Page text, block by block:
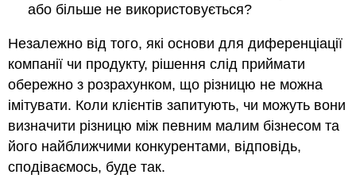
або більше не використовується?
Незалежно від того, які основи для диференціації
компанії чи продукту, рішення слід приймати
обережно з розрахунком, що різницю не можна
імітувати. Коли клієнтів запитують, чи можуть вони
визначити різницю між певним малим бізнесом та
його найближчими конкурентами, відповідь,
сподіваємось, буде так.